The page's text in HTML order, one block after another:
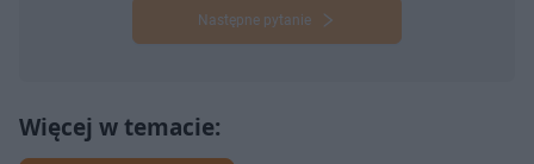
Następne pytanie